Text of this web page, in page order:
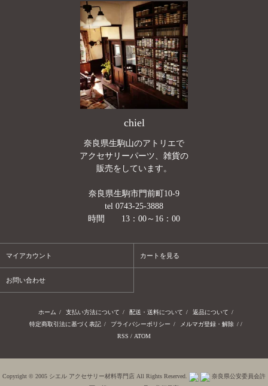
chiel
奈良県生駒山のアトリエで
アクセサリーパーツ、雑貨の
販売をしています。
奈良県生駒市門前町10-9
tel 0743-25-3888
時間 13：00～16：00
マイアカウント カートを見る
お問い合わせ
ホーム / 支払い方法について / 配送・送料について / 返品について /
特定商取引法に基づく表記 / プライバシーポリシー / メルマガ登録・解除 / /
RSS / ATOM
Copyright © 2005 シエル アクセサリー材料専門店 All Rights Reserved.
奈良県公安委員会許